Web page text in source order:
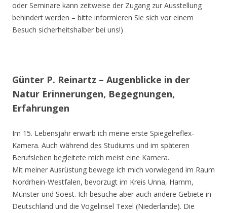
oder Seminare kann zeitweise der Zugang zur Ausstellung
behindert werden – bitte informieren Sie sich vor einem
Besuch sicherheitshalber bei uns!)
Günter P. Reinartz – Augenblicke in der
Natur Erinnerungen, Begegnungen,
Erfahrungen
Im 15. Lebensjahr erwarb ich meine erste Spiegelreflex-
Kamera. Auch während des Studiums und im späteren
Berufsleben begleitete mich meist eine Kamera.
Mit meiner Ausrüstung bewege ich mich vorwiegend im Raum
Nordrhein-Westfalen, bevorzugt im Kreis Unna, Hamm,
Münster und Soest. Ich besuche aber auch andere Gebiete in
Deutschland und die Vogelinsel Texel (Niederlande). Die